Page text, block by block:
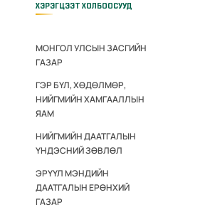
ХЭРЭГЦЭЭТ ХОЛБООСУУД
МОНГОЛ УЛСЫН ЗАСГИЙН
ГАЗАР
ГЭР БҮЛ, ХӨДӨЛМӨР,
НИЙГМИЙН ХАМГААЛЛЫН
ЯАМ
НИЙГМИЙН ДААТГАЛЫН
ҮНДЭСНИЙ ЗӨВЛӨЛ
ЭРҮҮЛ МЭНДИЙН
ДААТГАЛЫН ЕРӨНХИЙ
ГАЗАР